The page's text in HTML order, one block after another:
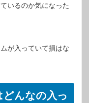
いるのか気になった
が入っていて損はな
どんなの入っ